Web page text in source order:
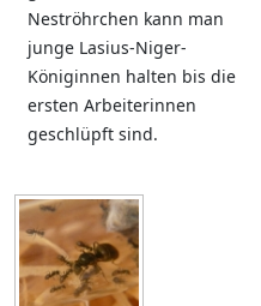
Neströhrchen kann man
junge Lasius-Niger-
Königinnen halten bis die
ersten Arbeiterinnen
geschlüpft sind.